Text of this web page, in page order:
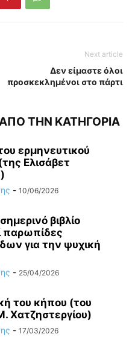
Next article
Δεν είμαστε όλοι
προσκεκλημένοι στο πάρτι
ΤΗΝ ΚΑΤΗΓΟΡΙΑ
ερμηνευτικού
Ελισάβετ
- 10/06/2026
βιβλίο
παρωπίδες
για την ψυχική
- 25/04/2026
του κήπου (του
Χατζηστεργίου)
- 17/03/2026